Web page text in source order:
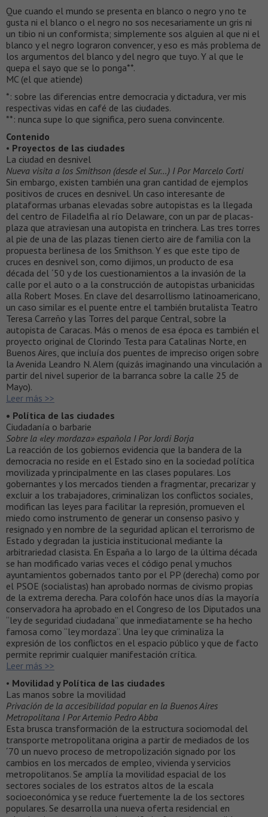
Que cuando el mundo se presenta en blanco o negro y no te
gusta ni el blanco o el negro no sos necesariamente un gris ni
un tibio ni un conformista; simplemente sos alguien al que ni el
blanco y el negro lograron convencer, y eso es más problema de
los argumentos del blanco y del negro que tuyo. Y al que le
quepa el sayo que se lo ponga**.
MC (el que atiende)
*: sobre las diferencias entre democracia y dictadura, ver mis
respectivas vidas en café de las ciudades.
**: nunca supe lo que significa, pero suena convincente.
Contenido
• Proyectos de las ciudades
La ciudad en desnivel
Nueva visita a los Smithson (desde el Sur…) I Por Marcelo Corti
Sin embargo, existen también una gran cantidad de ejemplos
positivos de cruces en desnivel. Un caso interesante de
plataformas urbanas elevadas sobre autopistas es la llegada
del centro de Filadelfia al río Delaware, con un par de placas-
plaza que atraviesan una autopista en trinchera. Las tres torres
al pie de una de las plazas tienen cierto aire de familia con la
propuesta berlinesa de los Smithson. Y es que este tipo de
cruces en desnivel son, como dijimos, un producto de esa
década del ´50 y de los cuestionamientos a la invasión de la
calle por el auto o a la construcción de autopistas urbanicidas
alla Robert Moses. En clave del desarrollismo latinoamericano,
un caso similar es el puente entre el también brutalista Teatro
Teresa Carreño y las Torres del parque Central, sobre la
autopista de Caracas. Más o menos de esa época es también el
proyecto original de Clorindo Testa para Catalinas Norte, en
Buenos Aires, que incluía dos puentes de impreciso origen sobre
la Avenida Leandro N. Alem (quizás imaginando una vinculación a
partir del nivel superior de la barranca sobre la calle 25 de
Mayo).
Leer más >>
• Política de las ciudades
Ciudadanía o barbarie
Sobre la «ley mordaza» española I Por Jordi Borja
La reacción de los gobiernos evidencia que la bandera de la
democracia no reside en el Estado sino en la sociedad política
movilizada y principalmente en las clases populares. Los
gobernantes y los mercados tienden a fragmentar, precarizar y
excluir a los trabajadores, criminalizan los conflictos sociales,
modifican las leyes para facilitar la represión, promueven el
miedo como instrumento de generar un consenso pasivo y
resignado y en nombre de la seguridad aplican el terrorismo de
Estado y degradan la justicia institucional mediante la
arbitrariedad clasista. En España a lo largo de la última década
se han modificado varias veces el código penal y muchos
ayuntamientos gobernados tanto por el PP (derecha) como por
el PSOE (socialistas) han aprobado normas de civismo propias
de la extrema derecha. Para colofón hace unos días la mayoría
conservadora ha aprobado en el Congreso de los Diputados una
“ley de seguridad ciudadana” que inmediatamente se ha hecho
famosa como “ley mordaza”. Una ley que criminaliza la
expresión de los conflictos en el espacio público y que de facto
permite reprimir cualquier manifestación crítica.
Leer más >>
• Movilidad y Política de las ciudades
Las manos sobre la movilidad
Privación de la accesibilidad popular en la Buenos Aires
Metropolitana I Por Artemio Pedro Abba
Esta brusca transformación de la estructura sociomodal del
transporte metropolitana origina a partir de mediados de los
´70 un nuevo proceso de metropolización signado por los
cambios en los mercados de empleo, vivienda y servicios
metropolitanos. Se amplía la movilidad espacial de los
sectores sociales de los estratos altos de la escala
socioeconómica y se reduce fuertemente la de los sectores
populares. Se desarrolla una nueva oferta residencial en